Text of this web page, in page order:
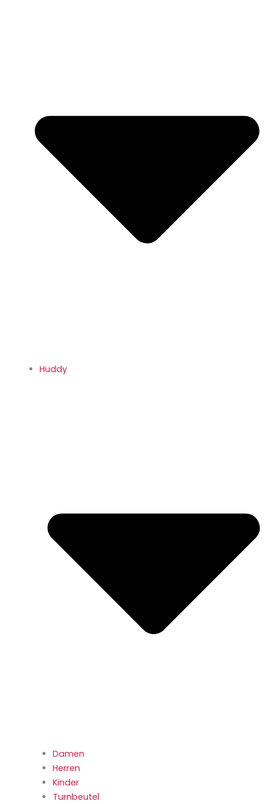
Huddy
Damen
Herren
Kinder
Turnbeutel